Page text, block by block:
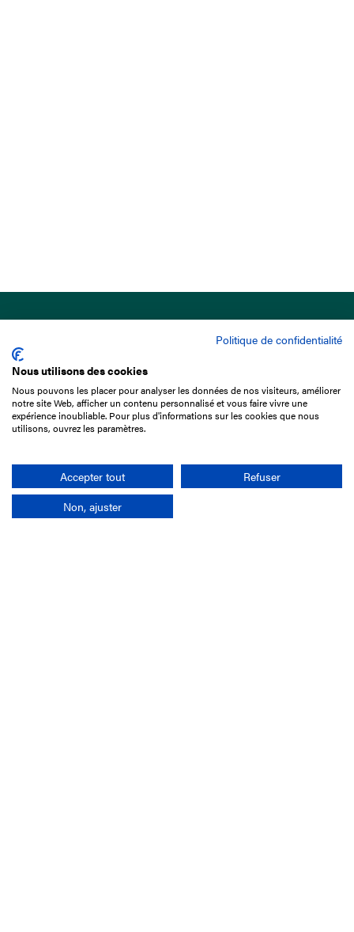
15 Boulevard de Douaumont
75017 Paris
01 49 10 20 29
Rechercher
Politique de confidentialité
Nous utilisons des cookies
Nous pouvons les placer pour analyser les données de nos visiteurs, améliorer
notre site Web, afficher un contenu personnalisé et vous faire vivre une
expérience inoubliable. Pour plus d'informations sur les cookies que nous
utilisons, ouvrez les paramètres.
Accepter tout
Refuser
Non, ajuster